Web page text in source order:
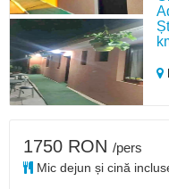
1750 RON /pers
Mic dejun și cină